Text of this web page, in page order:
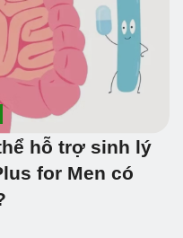
hỗ trợ sinh lý
for Men có